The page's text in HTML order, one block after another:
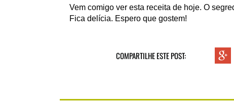
Vem comigo ver esta receita de hoje. O
Fica delícia. Espero que gostem!
COMPARTILHE ESTE POST: